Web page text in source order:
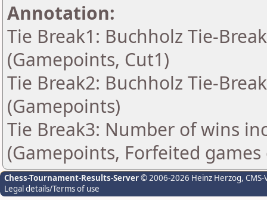
Annotation:
Tie Break1: Buchholz Tie-
(Gamepoints, Cut1)
Tie Break2: Buchholz Tie-
(Gamepoints)
Tie Break3: Number of wins
(Gamepoints, Forfeited
Chess-Tournament-Results-Server© 2006-2026 Heinz Herzog,
Legal details/Terms of use